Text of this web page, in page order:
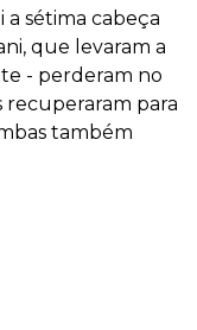
sétima cabeça
que levaram a
- perderam no
recuperaram para
também